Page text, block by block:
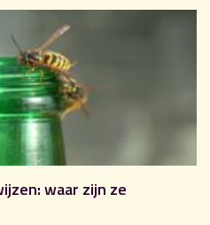
waar zijn ze